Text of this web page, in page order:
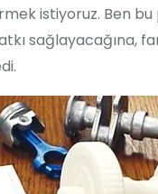
istiyoruz. Ben
sağlayacağına,